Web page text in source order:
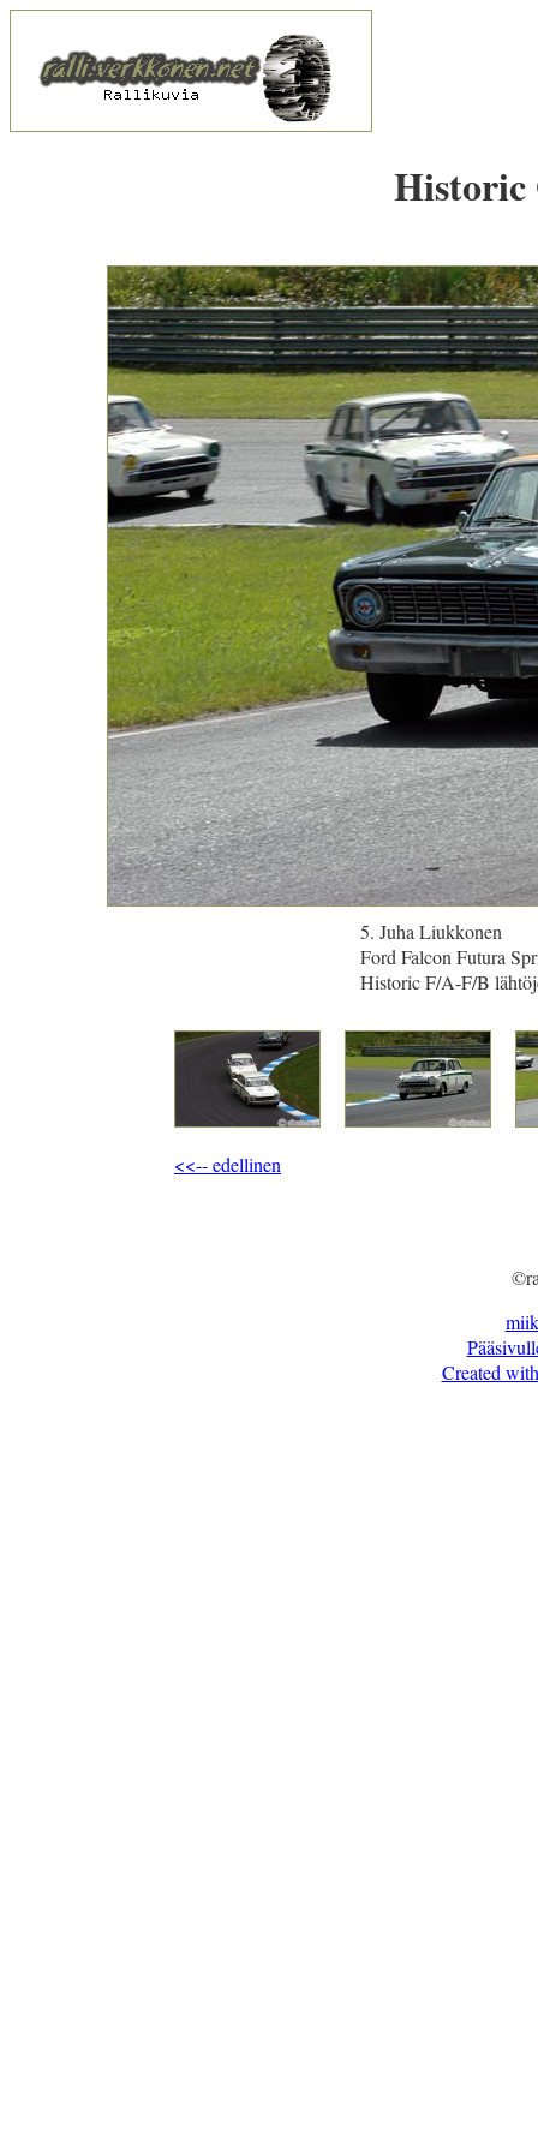
Historic
5. Juha Liukkonen
Ford Falcon Futura
Historic F/A-F/B
<<-- edellinen
Created